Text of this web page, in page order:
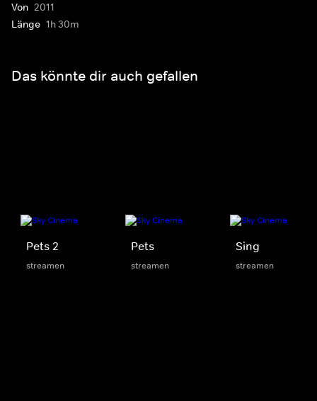
Von 2011
Länge 1h 30m
Das könnte dir auch gefallen
Pets 2
streamen
Pets
streamen
Sing
streamen